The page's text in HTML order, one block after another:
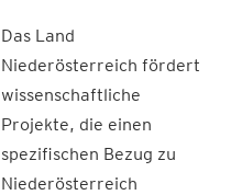
Das Land
Niederösterreich fördert
wissenschaftliche
Projekte, die einen
spezifischen Bezug zu
Niederösterreich